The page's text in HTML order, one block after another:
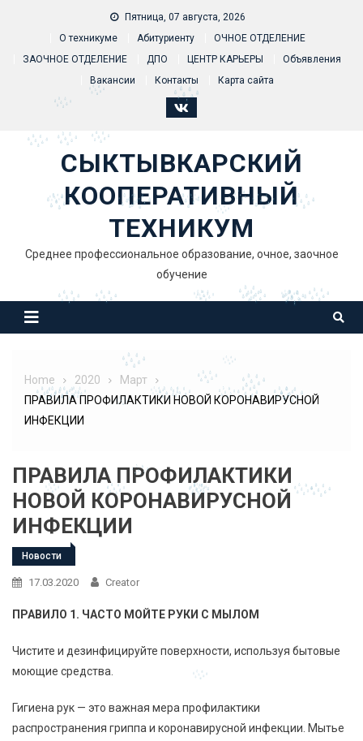
Пятница, 07 августа, 2026
О техникуме
Абитуриенту
ОЧНОЕ ОТДЕЛЕНИЕ
ЗАОЧНОЕ ОТДЕЛЕНИЕ
ДПО ЦЕНТР КАРЬЕРЫ
Объявления
Вакансии
Контакты Карта сайта
СЫКТЫВКАРСКИЙ
КООПЕРАТИВНЫЙ
ТЕХНИКУМ
Среднее профессиональное образование, очное, заочное
обучение
Home 2020
Март
ПРАВИЛА ПРОФИЛАКТИКИ НОВОЙ КОРОНАВИРУСНОЙ
ИНФЕКЦИИ
ПРАВИЛА ПРОФИЛАКТИКИ
НОВОЙ КОРОНАВИРУСНОЙ
ИНФЕКЦИИ
Новости
17.03.2020 Creator
ПРАВИЛО 1. ЧАСТО МОЙТЕ РУКИ С МЫЛОМ
Чистите и дезинфицируйте поверхности, используя бытовые
моющие средства.
Гигиена рук — это важная мера профилактики
распространения гриппа и коронавирусной инфекции. Мытье